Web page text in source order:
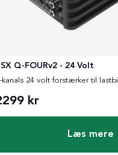
Q-FOURv2 - 24 Volt
kanals 24 volt forstærker til lastbil
kr
Læs mere